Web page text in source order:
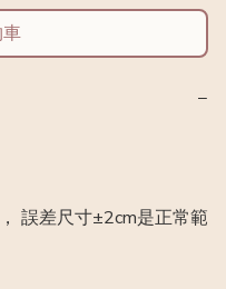
−
誤差尺寸±2cm是正常範